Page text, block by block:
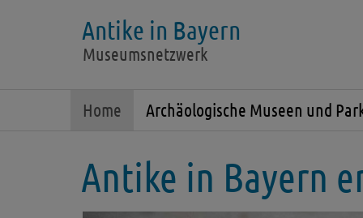
Antike in Bayern
Museumsnetzwerk
Home Archäologische Museen und
Antike in Bayern